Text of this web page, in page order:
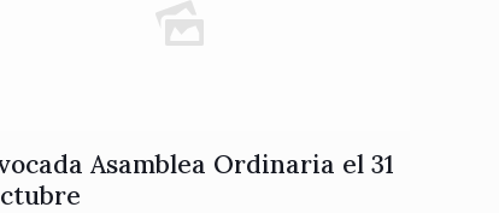
Asamblea Ordinaria el 31